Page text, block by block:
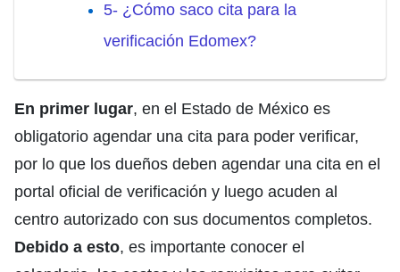
5- ¿Cómo saco cita para la
verificación Edomex?
En primer lugar, en el Estado de México es
obligatorio agendar una cita para poder verificar,
por lo que los dueños deben agendar una cita en el
portal oficial de verificación y luego acuden al
centro autorizado con sus documentos completos.
Debido a esto, es importante conocer el